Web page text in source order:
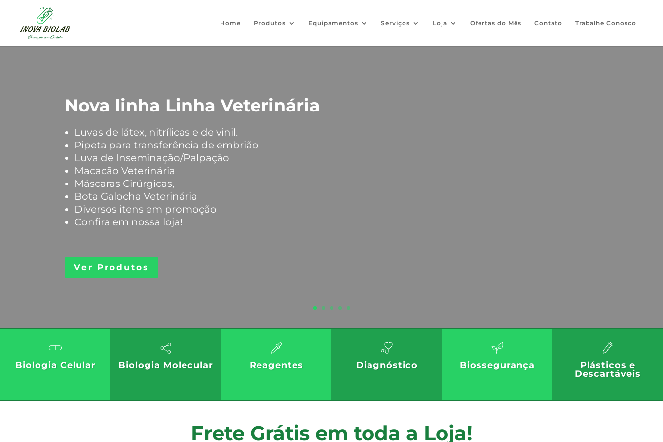
Home Produtos Equipamentos Serviços Loja Ofertas do Mês Contato Trabalhe Conosco
Nova linha Linha Veterinária
Luvas de látex, nitrílicas e de vinil.
Pipeta para transferência de embrião
Luva de Inseminação/Palpação
Macacão Veterinária
Máscaras Cirúrgicas,
Bota Galocha Veterinária
Diversos itens em promoção
Confira em nossa loja!
Ver Produtos
Biologia Celular Biologia Molecular Reagentes Diagnóstico Biossegurança
Plásticos e
Descartáveis
Frete Grátis em toda a Loja!